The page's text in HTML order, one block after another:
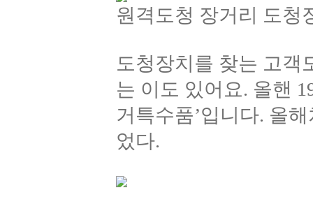
원격도청 장거리 도청
도청장치를 찾는 고객
는 이도 있어요. 올핸
거특수품’입니다. 올
었다.